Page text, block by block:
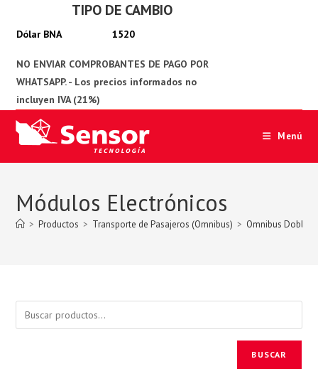
TIPO DE CAMBIO
1520
Menú
Módulos Electrónicos
> Productos > Transporte de Pasajeros (Omnibus) > Omnibus Doble
BUSCAR